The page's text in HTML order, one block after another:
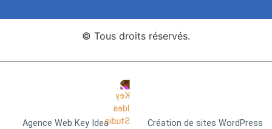
© Tous droits réservés.
Agence Web Key Idea
Création de sites WordPress